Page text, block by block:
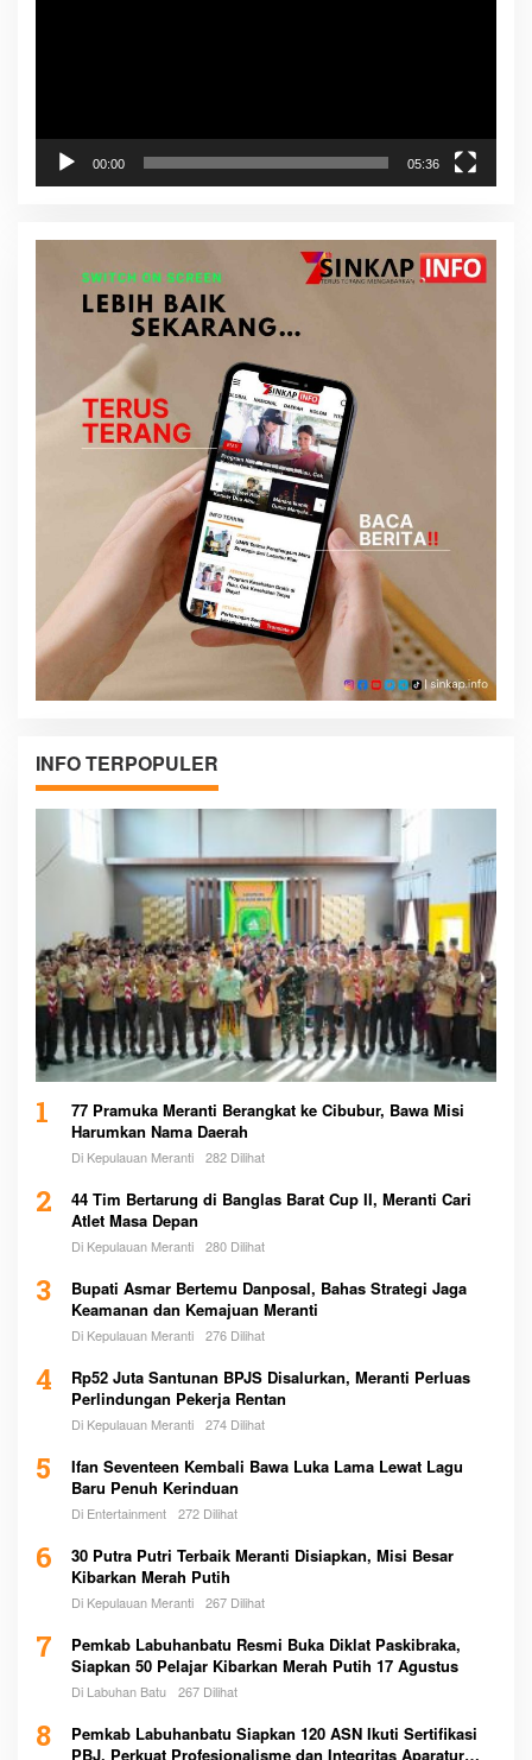
00:00 05:36
INFO TERPOPULER
1
77 Pramuka Meranti Berangkat ke Cibubur, Bawa Misi
Harumkan Nama Daerah
Di Kepulauan Meranti 282 Dilihat
2
44 Tim Bertarung di Banglas Barat Cup II, Meranti Cari
Atlet Masa Depan
Di Kepulauan Meranti 280 Dilihat
3
Bupati Asmar Bertemu Danposal, Bahas Strategi Jaga
Keamanan dan Kemajuan Meranti
Di Kepulauan Meranti 276 Dilihat
4
Rp52 Juta Santunan BPJS Disalurkan, Meranti Perluas
Perlindungan Pekerja Rentan
Di Kepulauan Meranti 274 Dilihat
5
Ifan Seventeen Kembali Bawa Luka Lama Lewat Lagu
Baru Penuh Kerinduan
Di Entertainment 272 Dilihat
6
30 Putra Putri Terbaik Meranti Disiapkan, Misi Besar
Kibarkan Merah Putih
Di Kepulauan Meranti 267 Dilihat
7
Pemkab Labuhanbatu Resmi Buka Diklat Paskibraka,
Siapkan 50 Pelajar Kibarkan Merah Putih 17 Agustus
Di Labuhan Batu 267 Dilihat
8
Pemkab Labuhanbatu Siapkan 120 ASN Ikuti Sertifikasi
PBJ, Perkuat Profesionalisme dan Integritas Aparatur